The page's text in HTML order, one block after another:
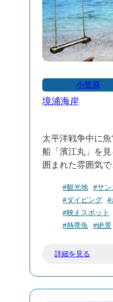
小笠原
境浦海岸
太平洋戦争中に
船「濱江丸」を
囲まれた雰囲気
ポットとしても
で初心者にもお
#観光地 #サン
#ダイビング
#
#映えスポット
#熱帯魚
#絶景
詳細を見る